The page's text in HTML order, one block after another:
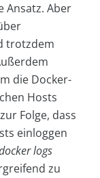
Ansatz. Aber
trotzdem
die Docker-
Hosts
Folge, dass
einloggen
logs
zu